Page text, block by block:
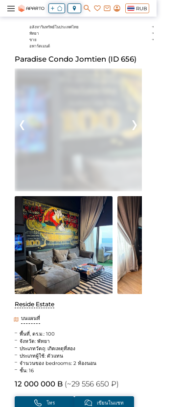
RUB
อสังหาริมทรัพย์ในประเทศไทย
พัทยา
ขาย
อพาร์ตเมนต์
Paradise Condo Jomtien (ID 656)
Reside Estate
บนแผนที่
พื้นที่, ตร.ม.: 100
จังหวัด: พัทยา
ประเภทวัตถุ: เกิดเหตุที่สอง
ประเภทผู้ใช้: ตัวแทน
จำนวนของ bedrooms: 2 ห้องนอน
ชั้น: 16
12 000 000 B (~29 556 650 ₽)
โทร เขียนในแชท